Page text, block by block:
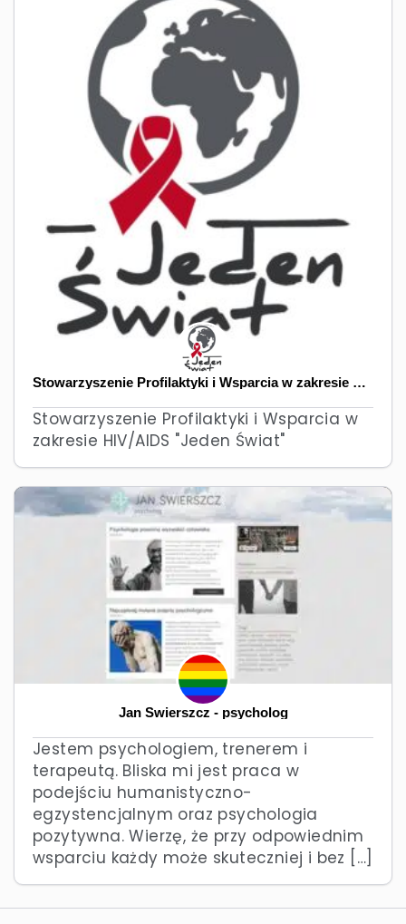
Stowarzyszenie Profilaktyki i Wsparcia w zakresie HIV / AIDS "Jeden Świat"
Stowarzyszenie Profilaktyki i Wsparcia w
zakresie HIV/AIDS "Jeden Świat"
Jan Świerszcz - psycholog
Jestem psychologiem, trenerem i
terapeutą. Bliska mi jest praca w
podejściu humanistyczno-
egzystencjalnym oraz psychologia
pozytywna. Wierzę, że przy odpowiednim
wsparciu każdy może skuteczniej i bez […]